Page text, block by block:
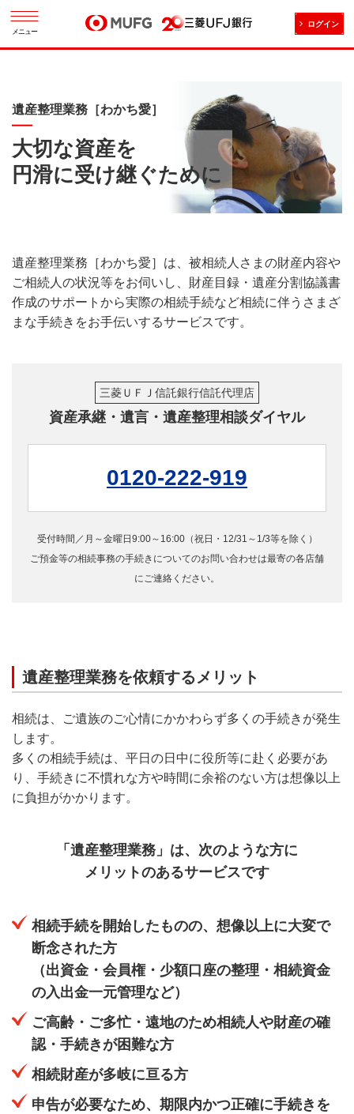
メニュー
ログイン
遺産整理業務［わかち愛］
大切な資産を
円滑に受け継ぐために
遺産整理業務［わかち愛］は、被相続人さまの財産内容や
ご相続人の状況等をお伺いし、財産目録・遺産分割協議書
作成のサポートから実際の相続手続など相続に伴うさまざ
まな手続きをお手伝いするサービスです。
三菱ＵＦＪ信託銀行信託代理店
資産承継・遺言・遺産整理相談ダイヤル
0120-222-919
受付時間／月～金曜日9:00～16:00（祝日・12/31～1/3等を除く）
ご預金等の相続事務の手続きについてのお問い合わせは最寄の各店舗
にご連絡ください。
遺産整理業務を依頼するメリット
相続は、ご遺族のご心情にかかわらず多くの手続きが発生
します。
多くの相続手続は、平日の日中に役所等に赴く必要があ
り、手続きに不慣れな方や時間に余裕のない方は想像以上
に負担がかかります。
「遺産整理業務」は、次のような方に
メリットのあるサービスです
相続手続を開始したものの、想像以上に大変で
断念された方
（出資金・会員権・少額口座の整理・相続資金
の入出金一元管理など）
ご高齢・ご多忙・遠地のため相続人や財産の確
認・手続きが困難な方
相続財産が多岐に亘る方
申告が必要なため、期限内かつ正確に手続きを